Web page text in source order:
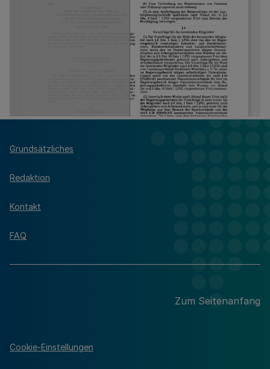
Grundsätzliches
Redaktion
Kontakt
FAQ
Zum Seitenanfang
Cookie-Einstellungen